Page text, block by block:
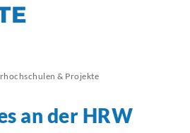
& Projekte
an der HRW